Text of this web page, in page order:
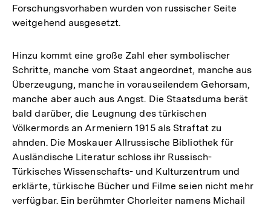
Forschungsvorhaben wurden von russischer Seite
weitgehend ausgesetzt.
Hinzu kommt eine große Zahl eher symbolischer
Schritte, manche vom Staat angeordnet, manche aus
Überzeugung, manche in vorauseilendem Gehorsam,
manche aber auch aus Angst. Die Staatsduma berät
bald darüber, die Leugnung des türkischen
Völkermords an Armeniern 1915 als Straftat zu
ahnden. Die Moskauer Allrussische Bibliothek für
Ausländische Literatur schloss ihr Russisch-
Türkisches Wissenschafts- und Kulturzentrum und
erklärte, türkische Bücher und Filme seien nicht mehr
verfügbar. Ein berühmter Chorleiter namens Michail